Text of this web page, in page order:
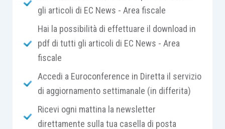
integralmente la società
conferitaria.
In un precedente intervento (“ Ammesso il realizzo
controllato anche in assenza di perizia?” del
9 Settembre 2024) avevamo segnalato come
la
Riforma del regime del conferimento a
gli articoli di EC News - Area fiscale
Hai la possibilità di effettuare il download in
pdf di tutti gli articoli di EC News - Area
fiscale
Accedi a Euroconference in Diretta il servizio
di aggiornamento settimanale (in differita)
Ricevi ogni mattina la newsletter
direttamente sulla tua casella di posta